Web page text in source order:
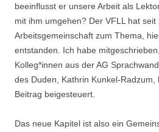
beeinflusst er unsere Arbeit als
mit ihm umgehen? Der VFLL hat seit
Arbeitsgemeinschaft zum Thema,
entstanden. Ich habe
Kolleg*innen aus der AG
des Duden, Kathrin Kunkel-Radzum,
Beitrag beigesteuert.
Das neue Kapitel ist also ein